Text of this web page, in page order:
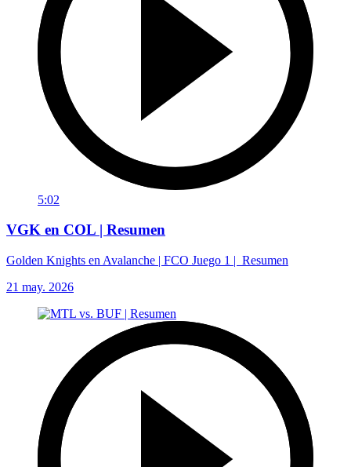
5:02
VGK en COL | Resumen
Golden Knights en Avalanche | FCO Juego 1 | Resumen
21 may. 2026